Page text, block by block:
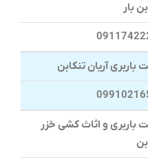
بار
باربری آریان تنکابن
باربری و اثاث کشی خزر